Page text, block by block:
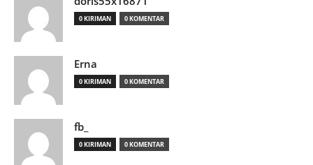
0 KIRIMAN 0 KOMENTAR
Erna
0 KIRIMAN 0 KOMENTAR
fb_
0 KIRIMAN 0 KOMENTAR